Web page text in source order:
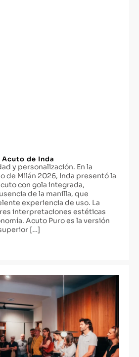
de Inda
y personalización. En la
de Milán 2026, Inda presentó la
con gola integrada,
de la manilla, que
experiencia de uso. La
interpretaciones estéticas
Acuto Puro es la versión
[…]